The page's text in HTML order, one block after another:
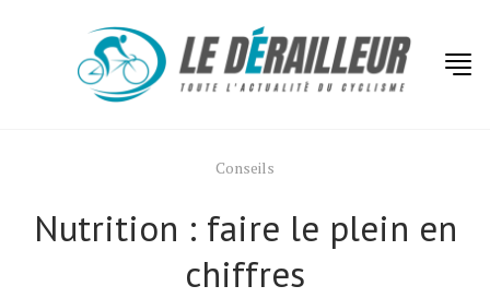
Conseils
Nutrition : faire le plein en
chiffres